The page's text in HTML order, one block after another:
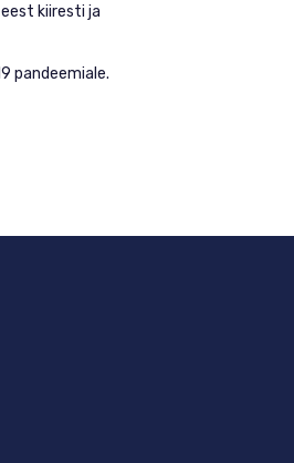
kiiresti ja
pandeemiale.